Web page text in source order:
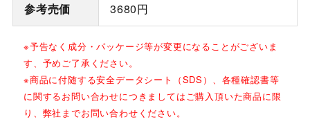
参考売価 3680円
※予告なく成分・パッケージ等が変更になることがございま
す、予めご了承ください。
※商品に付随する安全データシート（SDS）、各種確認書等
に関するお問い合わせにつきましてはご購入頂いた商品に限
り、弊社までお問い合わせください。